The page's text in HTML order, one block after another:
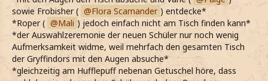
sowie Frobisher (
Flora Scamander ) entdecke*
*Roper (
Mali ) jedoch einfach nicht am Tisch finden kann*
*der Auswahlzeremonie der neuen Schüler nur noch wenig
Aufmerksamkeit widme, weil mehrfach den gesamten Tisch
der Gryffindors mit den Augen absuche*
*gleichzeitig am Hufflepuff nebenan Getuschel höre, dass